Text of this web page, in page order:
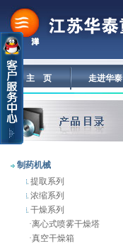
主 页 走进华泰
制药机械
提取系列
浓缩系列
干燥系列
·离心式喷雾干燥塔
·真空干燥箱